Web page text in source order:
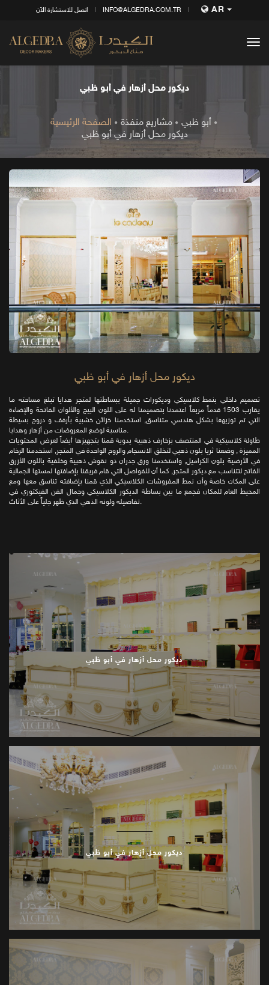
اتصل للاستشارة الآن INFO@ALGEDRA.COM.TR AR
ديكور محل أزهار في أبو ظبي
الصفحة الرئيسية مشاريع منفذة
أبو ظبي
ديكور محل أزهار في أبو ظبي
ديكور محل أزهار في أبو ظبي
تصميم داخلي بنمط كلاسيكي وديكورات جميلة ببساطتها لمتجر هدايا تبلغ مساحته ما
يقارب 1503 قدماً مربعاً اعتمدنا بتصميمنا له على اللون البيج والألوان الفاتحة والإضاءة
التي تم توزيهعا بشكل هندسي متناسق, استخدمنا خزائن خشبية بأرفف و دروج بسيطة
مناسبة لوضع المعروضات من أزهار وهدايا.
طاولة كلاسيكية في المنتصف بزخارف ذهبية يدوية قمنا بتجهيزها أيضاً لعرض المحتويات
المميزة , وضعنا ثريا بلون ذهبي لتخلق الانسجام والروح الواحدة في المتجر, استخدمنا الرخام
في الأرضية بلون الكراميل, واستخدمنا ورق جدران ذو نقوش ذهبية وخلفية باللون الأزرق
الفاتح لتتناسب مع ديكور المتجر, كما أن للفواصل التي قام فريقنا بإضافتها لمستها الجمالية
على المكان خاصة وأن نمط المفروشات الكلاسيكي الذي قمنا بإضافته تناسق معها ومع
المحيط العام للمكان فجمع ما بين بساطة الديكور الكلاسيكي وجمال الفن الفيكتوري في
تفاصيله ولونه الذهي الذي ظهر جلياً على الأثاث.
ديكور محل أزهار في أبو ظبي
ديكور محل أزهار في أبو ظبي